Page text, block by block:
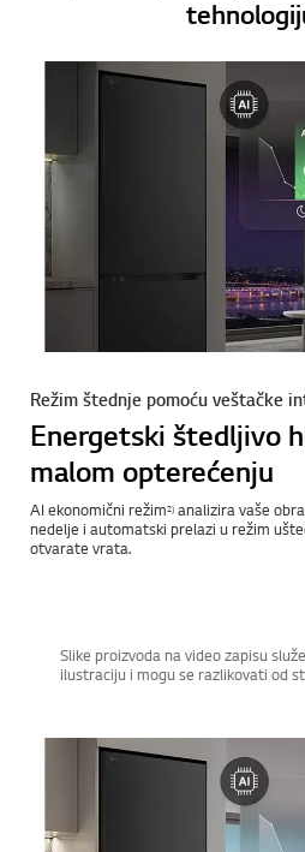
Režim štednje pomoću veštačke
Energetski štedljivo
malom opterećenju
AI ekonomični režim2) analizira vaše
nedelje i automatski prelazi u režim
otvarate vrata.
Slike proizvoda na video zapisu
ilustraciju i mogu se razlikovati od